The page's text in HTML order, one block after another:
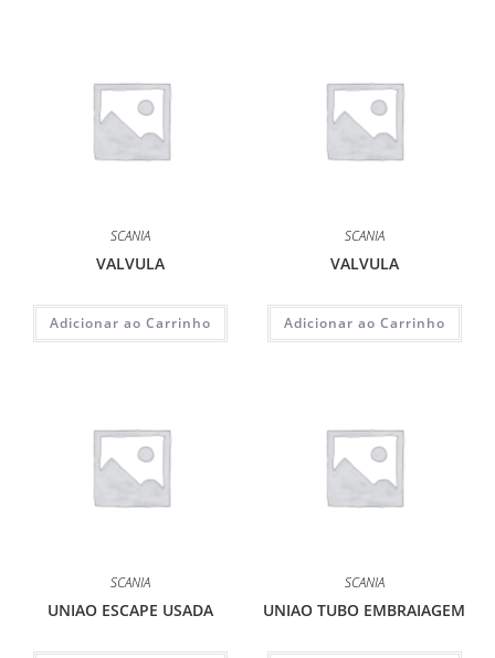
SCANIA
VALVULA
Adicionar ao Carrinho
SCANIA
VALVULA
Adicionar ao Carrinho
SCANIA
UNIAO ESCAPE USADA
SCANIA
UNIAO TUBO EMBRAIAGEM